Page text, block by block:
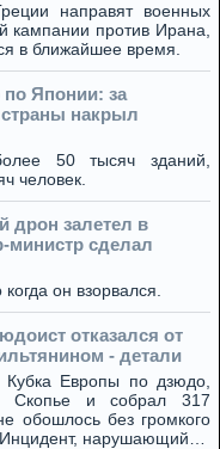
направят военных
кампании против Ирана,
в ближайшее время.
Японии: за
накрыл
50 тысяч зданий,
человек.
дрон залетел в
министр сделал
он взорвался.
отказался от
- детали
Европы по дзюдо,
Скопье и собрал 317
обошлось без громкого
Инцидент, нарушающий…